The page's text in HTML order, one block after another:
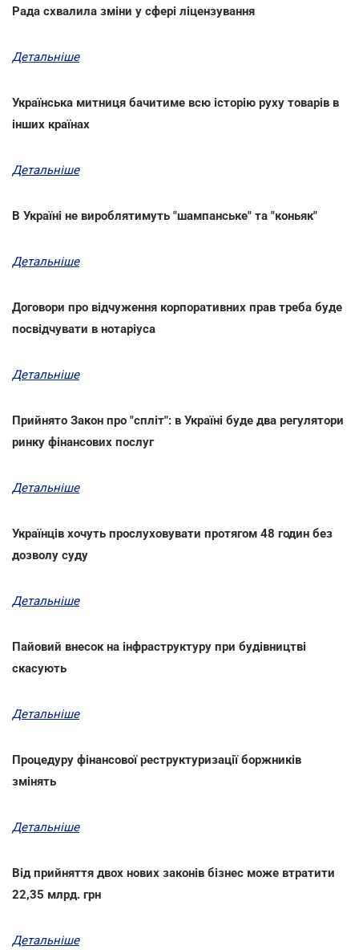
Рада схвалила зміни у сфері ліцензування
Детальніше
Українська митниця бачитиме всю історію руху товарів в
інших країнах
Детальніше
В Україні не вироблятимуть "шампанське" та "коньяк"
Детальніше
Договори про відчуження корпоративних прав треба буде
посвідчувати в нотаріуса
Детальніше
Прийнято Закон про "спліт": в Україні буде два регулятори
ринку фінансових послуг
Детальніше
Українців хочуть прослуховувати протягом 48 годин без
дозволу суду
Детальніше
Пайовий внесок на інфраструктуру при будівництві
скасують
Детальніше
Процедуру фінансової реструктуризації боржників
змінять
Детальніше
Від прийняття двох нових законів бізнес може втратити
22,35 млрд. грн
Детальніше